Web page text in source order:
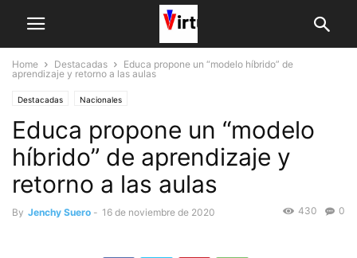
Home Destacadas
Educa propone un “modelo híbrido” de
aprendizaje y retorno a las aulas
Destacadas Nacionales
Educa propone un “modelo
híbrido” de aprendizaje y
retorno a las aulas
By Jenchy Suero - 16 de noviembre de 2020 0
430